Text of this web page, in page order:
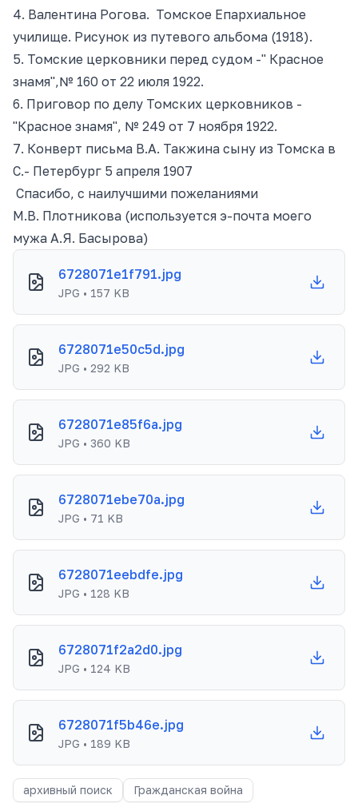
4. Валентина Рогова. Томское Епархиальное
училище. Рисунок из путевого альбома (1918).
5. Томские церковники перед судом -" Красное
знамя",№ 160 от 22 июля 1922.
6. Приговор по делу Томских церковников -
"Красное знамя", № 249 от 7 ноября 1922.
7. Конверт письма В.А. Такжина сыну из Томска в
С.- Петербург 5 апреля 1907
Спасибо, с наилучшими пожеланиями
М.В. Плотникова (используется э-почта моего
мужа А.Я. Басырова)
6728071e1f791.jpg
JPG • 157 KB
6728071e50c5d.jpg
JPG • 292 KB
6728071e85f6a.jpg
JPG • 360 KB
6728071ebe70a.jpg
JPG • 71 KB
6728071eebdfe.jpg
JPG • 128 KB
6728071f2a2d0.jpg
JPG • 124 KB
6728071f5b46e.jpg
JPG • 189 KB
архивный поиск Гражданская война